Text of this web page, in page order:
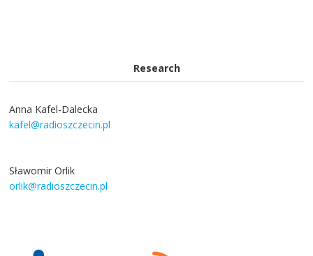
Research
Anna Kafel-Dalecka
kafel@radioszczecin.pl
Sławomir Orlik
orlik@radioszczecin.pl